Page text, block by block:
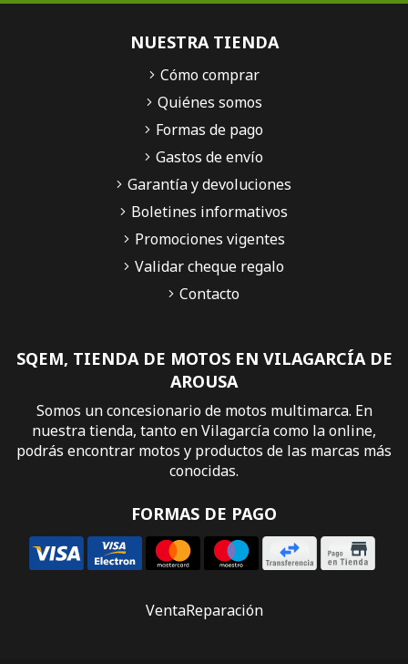
SQEM, TIENDA DE MOTOS EN VILAGARCÍA DE
AROUSA
Somos un concesionario de motos multimarca. En
nuestra tienda, tanto en Vilagarcía como la online,
podrás encontrar motos y productos de las marcas más
conocidas.
FORMAS DE PAGO
NUESTRA TIENDA
Cómo comprar
Quiénes somos
Formas de pago
Gastos de envío
Garantía y devoluciones
Boletines informativos
Promociones vigentes
Validar cheque regalo
Contacto
VentaReparación